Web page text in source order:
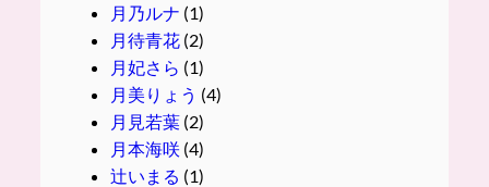
月乃ルナ (1)
月待青花(2)
月妃さら (1)
月美りょう (4)
月見若葉(2)
月本海咲(4)
辻いまる (1)